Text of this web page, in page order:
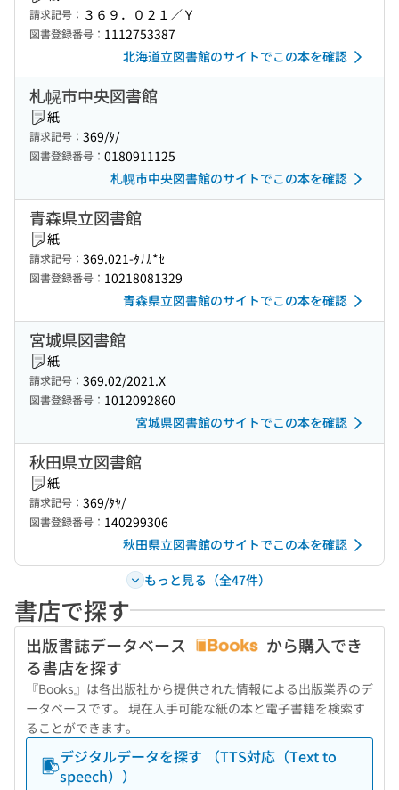
請求記号： ３６９．０２１／Ｙ
図書登録番号： 1112753387
北海道立図書館のサイトでこの本を確認
札幌市中央図書館
紙
請求記号： 369/ﾀ/
図書登録番号： 0180911125
札幌市中央図書館のサイトでこの本を確認
青森県立図書館
紙
請求記号： 369.021-ﾀﾅｶ*ｾ
図書登録番号： 10218081329
青森県立図書館のサイトでこの本を確認
宮城県図書館
紙
請求記号： 369.02/2021.X
図書登録番号： 1012092860
宮城県図書館のサイトでこの本を確認
秋田県立図書館
紙
請求記号： 369/ﾀﾔ/
図書登録番号： 140299306
秋田県立図書館のサイトでこの本を確認
もっと見る（全47件）
書店で探す
出版書誌データベース
から購入でき
る書店を探す
『Books』は各出版社から提供された情報による出版業界のデ
ータベースです。 現在入手可能な紙の本と電子書籍を検索す
ることができます。
デジタルデータを探す （TTS対応（Text to
speech））